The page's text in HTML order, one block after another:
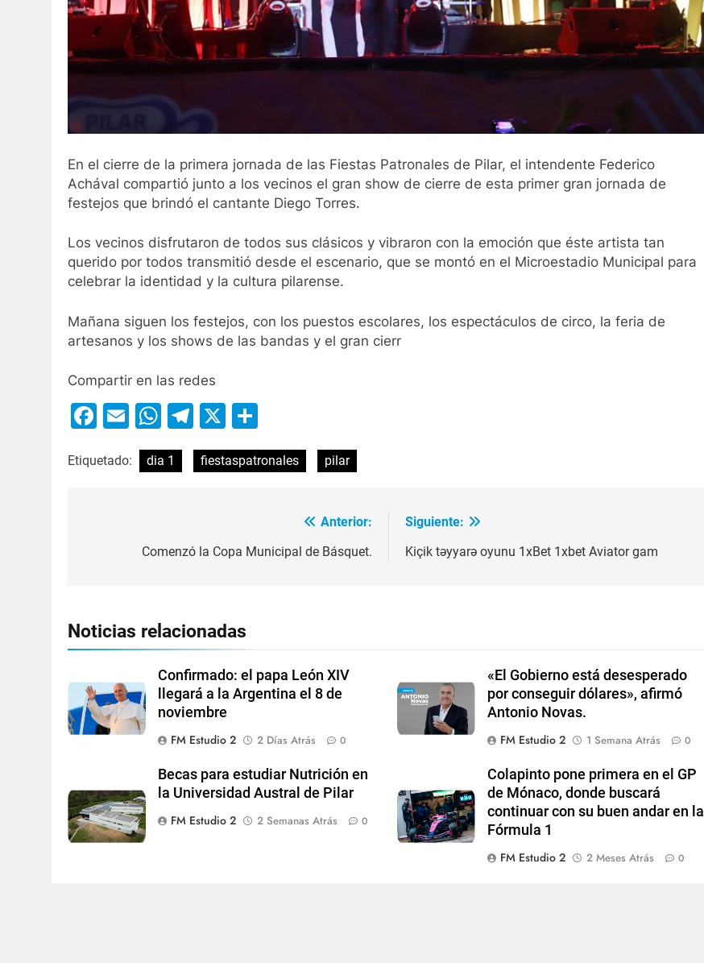
En el cierre de la primera jornada de las Fiestas Patronales de Pilar, el intendente Federico
Achával compartió junto a los vecinos el gran show de cierre de esta primer gran jornada de
festejos que brindó el cantante Diego Torres.
Los vecinos disfrutaron de todos sus clásicos y vibraron con la emoción que éste artista tan
querido por todos transmitió desde el escenario, que se montó en el Microestadio Municipal para
celebrar la identidad y la cultura pilarense.
Mañana siguen los festejos, con los puestos escolares, los espectáculos de circo, la feria de
artesanos y los shows de las bandas y el gran cierr
Compartir en las redes
Facebook
EmailWhatsApp
Telegram
X
Etiquetado: dia 1 fiestaspatronales pilar
Anterior:
Comenzó la Copa Municipal de Básquet.
Siguiente:
Kiçik təyyarə oyunu 1xBet 1xbet Aviator gam
Noticias relacionadas
Confirmado: el papa León XIV
llegará a la Argentina el 8 de
noviembre
FM Estudio 2
2 Días Atrás 0
«El Gobierno está desesperado
por conseguir dólares», afirmó
Antonio Novas.
FM Estudio 2
1 Semana Atrás 0
Becas para estudiar Nutrición en
la Universidad Austral de Pilar
FM Estudio 2
2 Semanas Atrás 0
Colapinto pone primera en el GP
de Mónaco, donde buscará
continuar con su buen andar en la
Fórmula 1
FM Estudio 2
2 Meses Atrás 0